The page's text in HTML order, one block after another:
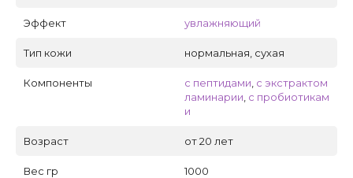
Эффект увлажняющий
Тип кожи нормальная, сухая
Компоненты с пептидами с экстрактом
ламинарии с пробиотикам
и
Возраст от 20 лет
Вес гр 1000